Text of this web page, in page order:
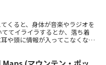
くると、身体が音楽やラジオを
や頭に情報が入ってこなくなる
外を眺めるに限る。